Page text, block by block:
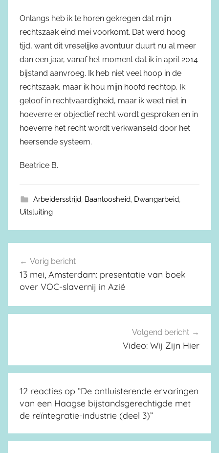
Onlangs heb ik te horen gekregen dat mijn
rechtszaak eind mei voorkomt. Dat werd hoog
tijd, want dit vreselijke avontuur duurt nu al meer
dan een jaar, vanaf het moment dat ik in april 2014
bijstand aanvroeg. Ik heb niet veel hoop in de
rechtszaak, maar ik hou mijn hoofd rechtop. Ik
geloof in rechtvaardigheid, maar ik weet niet in
hoeverre er objectief recht wordt gesproken en in
hoeverre het recht wordt verkwanseld door het
heersende systeem.
Beatrice B.
Arbeidersstrijd, Baanloosheid, Dwangarbeid,
Uitsluiting
Berichtnavigatie
Vorig bericht
13 mei, Amsterdam: presentatie van boek
over VOC-slavernij in Azië
Volgend bericht
Video: Wij Zijn Hier
12 reacties op “De ontluisterende ervaringen
van een Haagse bijstandsgerechtigde met
de reïntegratie-industrie (deel 3)”